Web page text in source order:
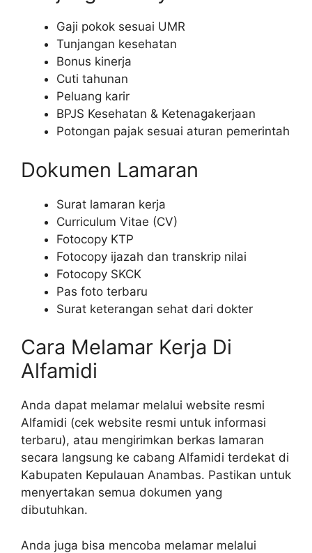
Gaji pokok sesuai UMR
Tunjangan kesehatan
Bonus kinerja
Cuti tahunan
Peluang karir
BPJS Kesehatan & Ketenagakerjaan
Potongan pajak sesuai aturan pemerintah
Dokumen Lamaran
Surat lamaran kerja
Curriculum Vitae (CV)
Fotocopy KTP
Fotocopy ijazah dan transkrip nilai
Fotocopy SKCK
Pas foto terbaru
Surat keterangan sehat dari dokter
Cara Melamar Kerja Di
Alfamidi
Anda dapat melamar melalui website resmi
Alfamidi (cek website resmi untuk informasi
terbaru), atau mengirimkan berkas lamaran
secara langsung ke cabang Alfamidi terdekat di
Kabupaten Kepulauan Anambas. Pastikan untuk
menyertakan semua dokumen yang
dibutuhkan.
Anda juga bisa mencoba melamar melalui